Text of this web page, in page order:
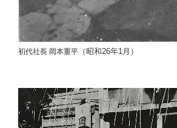
初代社長 岡本重平 （昭和26年1月）